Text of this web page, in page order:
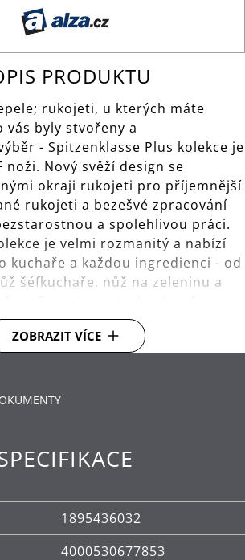
PRODUKTU
rukojeti, u kterých máte
vás byly stvořeny a
- Spitzenklasse Plus kolekce je
noži. Nový svěží design se
okraji rukojeti pro příjemnější
rukojeti a bezešvé zpracování
a spolehlivou práci.
je velmi rozmanitý a nabízí
kuchaře a každou ingredienci - od
šéfkuchaře, nůž na zeleninu a
nikdy nebyla tak zábavná!
z vysoce kvalitního plastu.
podrobujeme čepele přesně
strukturu ocelové čepele.
čepel je následně měřena
určil perfektní úhel broušení, a
robotem, aby získala úhel s
ZOBRAZIT VÍCE
1895436032
4000530677853